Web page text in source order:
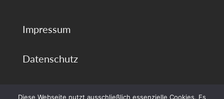
digitalen
Impressum
Datenschutz
Diese Webseite nutzt ausschließlich essenzielle Cookies. Es